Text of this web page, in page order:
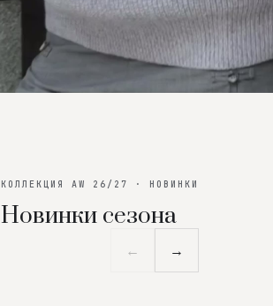
КОЛЛЕКЦИЯ AW 26/27 · НОВИНКИ
Новинки сезона
← →